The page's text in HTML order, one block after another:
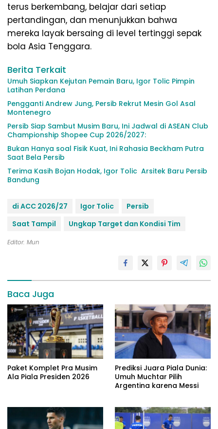
terus berkembang, belajar dari setiap
pertandingan, dan menunjukkan bahwa
mereka layak bersaing di level tertinggi sepak
bola Asia Tenggara.
Berita Terkait
Umuh Siapkan Kejutan Pemain Baru, Igor Tolic Pimpin
Latihan Perdana
Pengganti Andrew Jung, Persib Rekrut Mesin Gol Asal
Montenegro
Persib Siap Sambut Musim Baru, Ini Jadwal di ASEAN Club
Championship Shopee Cup 2026/2027:
Bukan Hanya soal Fisik Kuat, Ini Rahasia Beckham Putra
Saat Bela Persib
Terima Kasih Bojan Hodak, Igor Tolic Arsitek Baru Persib
Bandung
di ACC 2026/27 Igor Tolic
Persib
Saat Tampil
Ungkap Target dan Kondisi Tim
Editor: Mun
Baca Juga
Paket Komplet Pra Musim
Ala Piala Presiden 2026
Prediksi Juara Piala Dunia:
Umuh Muchtar Pilih
Argentina karena Messi